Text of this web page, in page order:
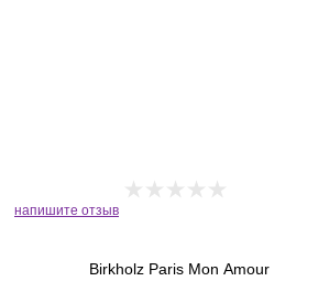
напишите отзыв
Birkholz Paris Mon Amour